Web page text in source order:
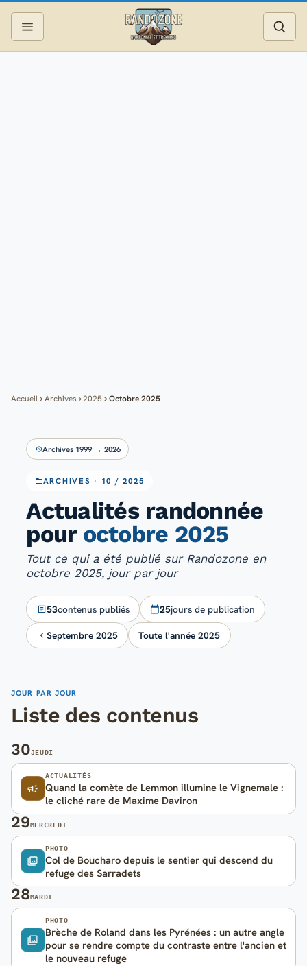
Accueil Archives 2025 Octobre 2025
Archives 1999 → 2026
ARCHIVES · 10 / 2025
Actualités randonnée
pour octobre 2025
Tout ce qui a été publié sur Randozone en
octobre 2025, jour par jour
53contenus publiés 25jours de publication
Septembre 2025 Toute l'année 2025
JOUR PAR JOUR
Liste des contenus
30JEUDI
ACTUALITÉS
Quand la comète de Lemmon illumine le Vignemale :
le cliché rare de Maxime Daviron
29MERCREDI
PHOTO
Col de Boucharo depuis le sentier qui descend du
refuge des Sarradets
28MARDI
PHOTO
Brèche de Roland dans les Pyrénées : un autre angle
pour se rendre compte du contraste entre l'ancien et
le nouveau refuge